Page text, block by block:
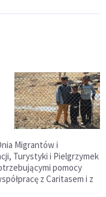
Migrantów i
Turystyki i Pielgrzymek
pomocy
z Caritasem i z